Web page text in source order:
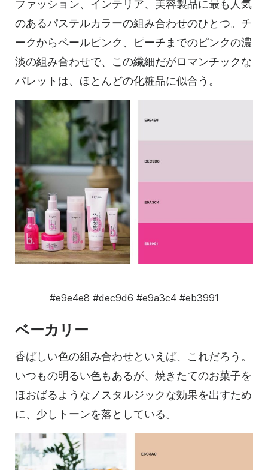
ファッション、インテリア、美容製品に最も人気
のあるパステルカラーの組み合わせのひとつ。チ
ークからペールピンク、ピーチまでのピンクの濃
淡の組み合わせで、この繊細だがロマンチックな
パレットは、ほとんどの化粧品に似合う。
#e9e4e8 #dec9d6 #e9a3c4 #eb3991
ベーカリー
香ばしい色の組み合わせといえば、これだろう。
いつもの明るい色もあるが、焼きたてのお菓子を
ほおばるようなノスタルジックな効果を出すため
に、少しトーンを落としている。